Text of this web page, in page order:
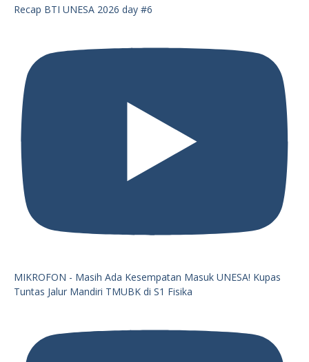
Recap BTI UNESA 2026 day #6
MIKROFON - Masih Ada Kesempatan Masuk UNESA! Kupas
Tuntas Jalur Mandiri TMUBK di S1 Fisika